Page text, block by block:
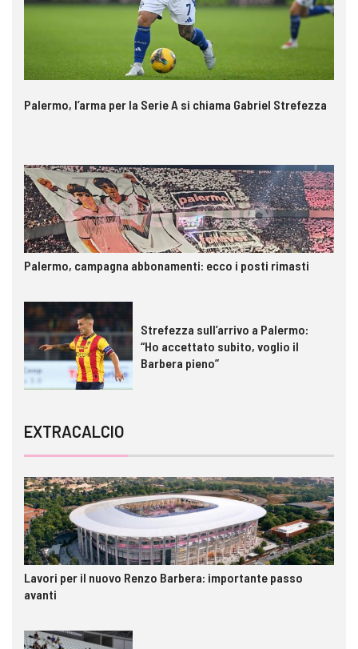
Palermo, l’arma per la Serie A si chiama Gabriel Strefezza
Palermo, campagna abbonamenti: ecco i posti rimasti
Strefezza sull’arrivo a Palermo:
“Ho accettato subito, voglio il
Barbera pieno”
EXTRACALCIO
Lavori per il nuovo Renzo Barbera: importante passo
avanti